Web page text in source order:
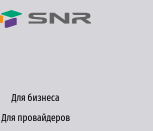
Для бизнеса
Для провайдеров